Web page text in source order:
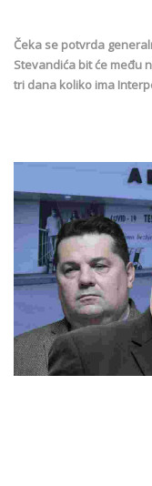
Čeka se potvrda
Stevandića bit će među
tri dana koliko ima